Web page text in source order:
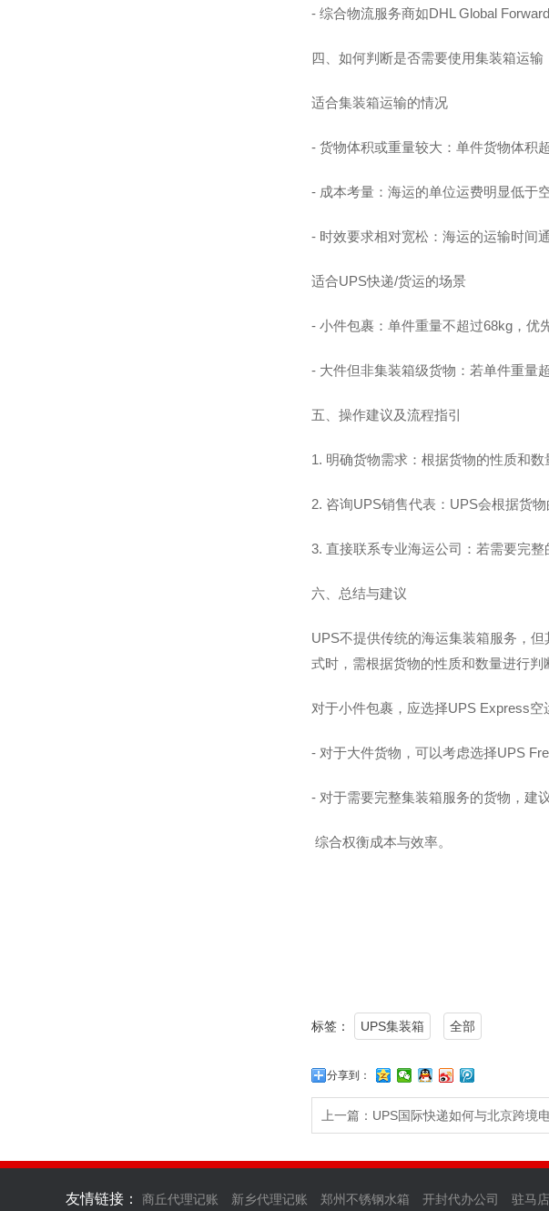
- 综合物流服务商如DHL Global
四、如何判断是否需要使用集装箱运输
适合集装箱运输的情况
- 货物体积或重量较大：单件货物体积
- 成本考量：海运的单位运费明显低于
- 时效要求相对宽松：海运的运输时间
适合UPS快递/货运的场景
- 小件包裹：单件重量不超过68kg，优
- 大件但非集装箱级货物：若单件重量
五、操作建议及流程指引
1. 明确货物需求：根据货物的性质和
2. 咨询UPS销售代表：UPS会根据货
3. 直接联系专业海运公司：若需要完
六、总结与建议
UPS不提供传统的海运集装箱服务，
式时，需根据货物的性质和数量进行判
对于小件包裹，应选择UPS Express空
- 对于大件货物，可以考虑选择UPS
- 对于需要完整集装箱服务的货物，建
综合权衡成本与效率。
标签： UPS集装箱 全部
分享到：
上一篇： UPS国际快递如何与北京跨境
友情链接： 商丘代理记账 新乡代理记账 郑州不锈钢水箱 开封代办公司 驻马